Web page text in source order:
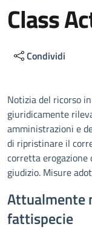
Class
Condividi
Notizia del ricorso
giuridicamente
amministrazioni e
di ripristinare il
corretta erogazione
giudizio. Misure
Attualmente
fattispecie